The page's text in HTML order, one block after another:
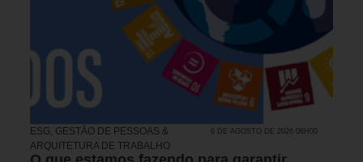
ESG, GESTÃO DE PESSOAS &
ARQUITETURA DE TRABALHO
6 DE AGOSTO DE 2026 08H00